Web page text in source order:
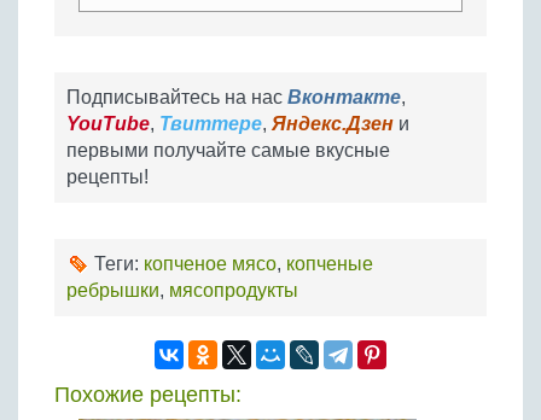
Подписывайтесь на нас Вконтакте,
YouTube, Твиттере, Яндекс.Дзен и
первыми получайте самые вкусные
рецепты!
Теги: копченое мясо, копченые
ребрышки, мясопродукты
Похожие рецепты: